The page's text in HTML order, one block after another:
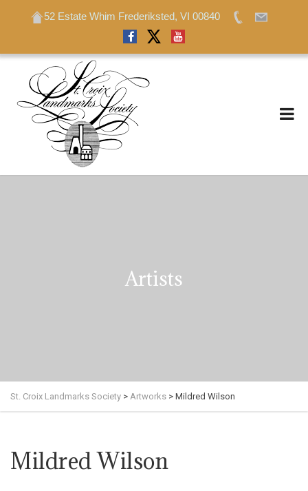
52 Estate Whim Frederiksted, VI 00840
Artists
St. Croix Landmarks Society > Artworks > Mildred Wilson
Mildred Wilson
52 Estate Whim Frederiksted, VI 00840